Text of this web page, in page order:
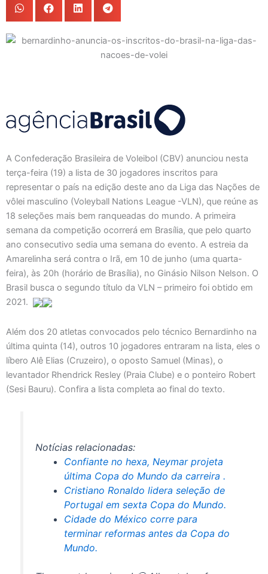
A Confederação Brasileira de Voleibol (CBV) anunciou nesta
terça-feira (19) a lista de 30 jogadores inscritos para
representar o país na edição deste ano da Liga das Nações de
vôlei masculino (Voleyball Nations League -VLN), que reúne as
18 seleções mais bem ranqueadas do mundo. A primeira
semana da competição ocorrerá em Brasília, que pelo quarto
ano consecutivo sedia uma semana do evento. A estreia da
Amarelinha será contra o Irã, em 10 de junho (uma quarta-
feira), às 20h (horário de Brasília), no Ginásio Nilson Nelson. O
Brasil busca o segundo título da VLN – primeiro foi obtido em
2021.
Além dos 20 atletas convocados pelo técnico Bernardinho na
última quinta (14), outros 10 jogadores entraram na lista, eles o
líbero Alê Elias (Cruzeiro), o oposto Samuel (Minas), o
levantador Rhendrick Resley (Praia Clube) e o ponteiro Robert
(Sesi Bauru). Confira a lista completa ao final do texto.
Notícias relacionadas:
Confiante no hexa, Neymar projeta
última Copa do Mundo da carreira .
Cristiano Ronaldo lidera seleção de
Portugal em sexta Copa do Mundo.
Cidade do México corre para
terminar reformas antes da Copa do
Mundo.